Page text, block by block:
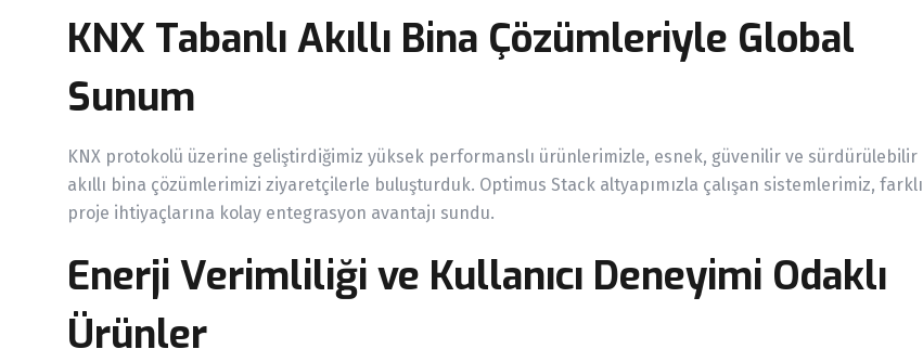
KNX Tabanlı Akıllı Bina Çözümleriyle Global
Sunum
KNX protokolü üzerine geliştirdiğimiz yüksek performanslı ürünlerimizle, esnek, güvenilir ve sürdürülebilir
akıllı bina çözümlerimizi ziyaretçilerle buluşturduk. Optimus Stack altyapımızla çalışan sistemlerimiz, farklı
proje ihtiyaçlarına kolay entegrasyon avantajı sundu.
Enerji Verimliliği ve Kullanıcı Deneyimi Odaklı
Ürünler